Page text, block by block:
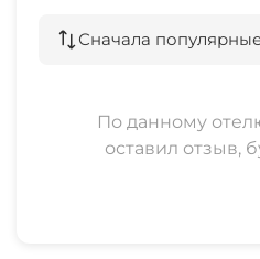
Сначала
По данному
оставил отзыв,